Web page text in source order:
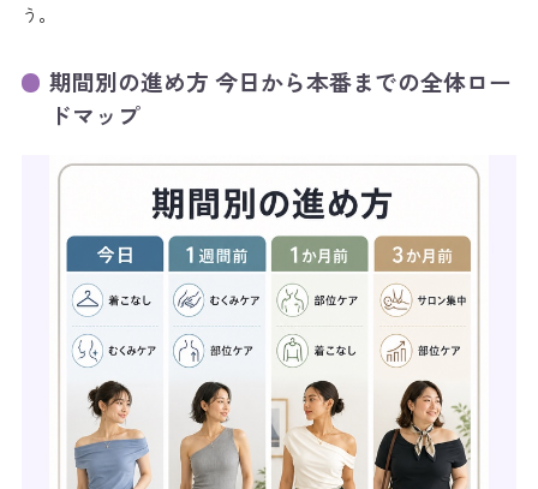
う。
期間別の進め方 今日から本番までの全体ロー
ドマップ